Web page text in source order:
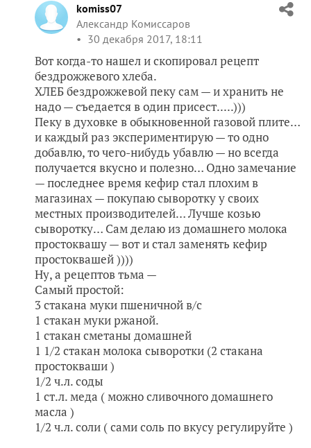
komiss07
Александр Комиссаров
30 декабря 2017, 18:11
Вот когда-то нашел и скопировал рецепт
бездрожжевого хлеба.
ХЛЕБ бездрожжевой пеку сам — и хранить не
надо — съедается в один присест.....)))
Пеку в духовке в обыкновенной газовой плите…
и каждый раз экспериментирую — то одно
добавлю, то чего-нибудь убавлю — но всегда
получается вкусно и полезно… Одно замечание
— последнее время кефир стал плохим в
магазинах — покупаю сыворотку у своих
местных производителей… Лучше козью
сыворотку… Сам делаю из домашнего молока
простоквашу — вот и стал заменять кефир
простоквашей ))))
Ну, а рецептов тьма —
Самый простой:
3 стакана муки пшеничной в/с
1 стакан муки ржаной.
1 стакан сметаны домашней
1 1/2 стакан молока сыворотки (2 стакана
простокваши )
1/2 ч.л. соды
1 ст.л. меда ( можно сливочного домашнего
масла )
1/2 ч.л. соли ( сами соль по вкусу регулируйте )